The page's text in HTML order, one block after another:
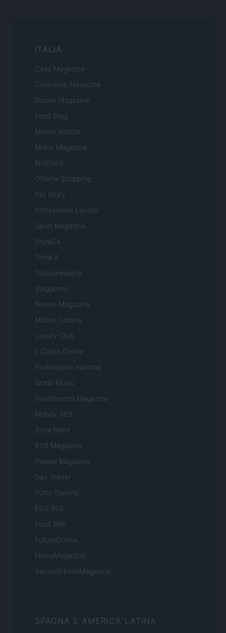
ITALIA
Casa Magazine
Cineverse Magazine
Donne Magazine
Food Blog
Milano Notizie
Motor Magazine
Notizie.it
Offerte Shopping
Pet Story
Professione Lavoro
Sport Magazine
Style24
Think.it
Tuobenessere
Viaggiamo
Nonne Magazine
Milano Cortina
Luxury Club
Il Calcio Online
Professione mamma
World Music
Investimenti Magazine
Money 365
Zona Nerd
B2B Magazine
People Magazine
Day Travel
Tutto Gaming
ESG 365
Food Wiki
FuturoDonna
HomeMagazine
SecondHomeMagazine
SPAGNA E AMERICA LATINA